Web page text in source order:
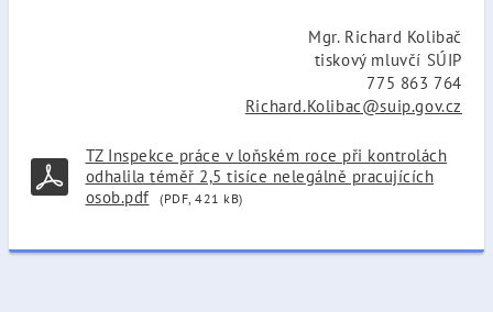
Mgr. Richard Kolibač
tiskový mluvčí SÚIP
775 863 764
Richard.Kolibac@suip.gov.cz
TZ Inspekce práce v loňském roce při kontrolách
odhalila téměř 2,5 tisíce nelegálně pracujících
osob.pdf
(PDF, 421 kB)